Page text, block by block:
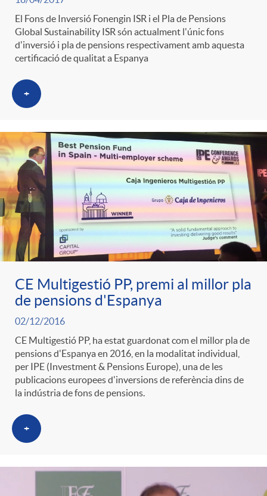
El Fons de Inversió Fonengin ISR i el Pla de Pensions
Global Sustainability ISR són actualment l'únic fons
d'inversió i pla de pensions respectivament amb aquesta
certificació de qualitat a Espanya
+
CE Multigestió PP, premi al millor pla
de pensions d'Espanya
02/12/2016
CE Multigestió PP, ha estat guardonat com el millor pla de
pensions d'Espanya en 2016, en la modalitat individual,
per IPE (Investment & Pensions Europe), una de les
publicacions europees d'inversions de referència dins de
la indústria de fons de pensions.
+